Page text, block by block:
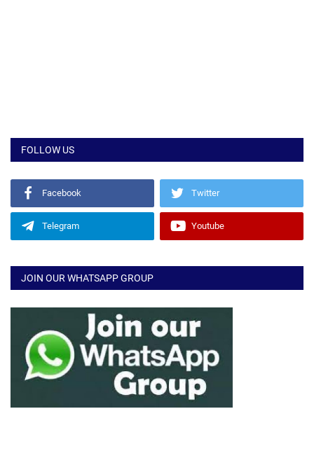
FOLLOW US
Facebook Twitter
Telegram Youtube
JOIN OUR WHATSAPP GROUP